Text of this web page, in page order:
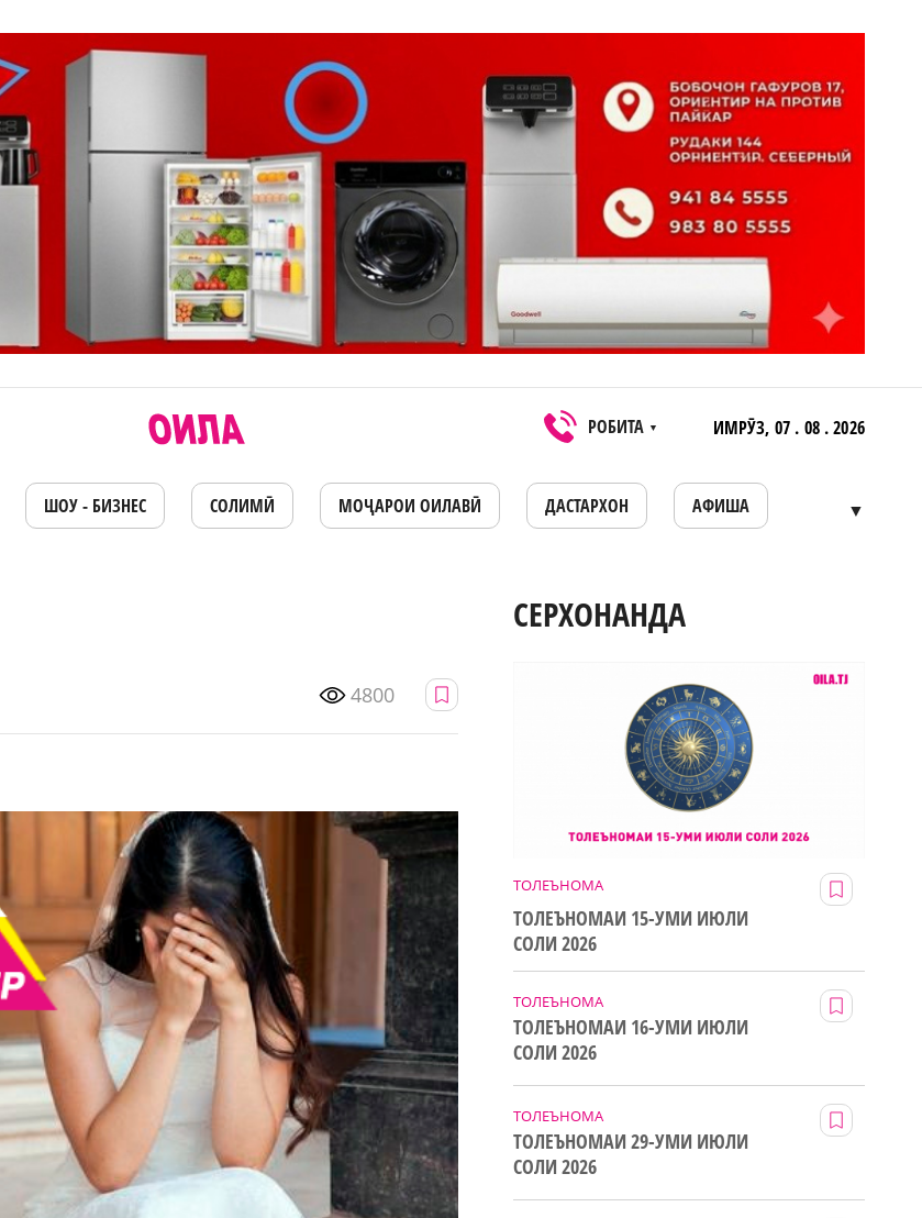
РОБИТА ▼ ИМРӮЗ, 07 . 08 . 2026
ШОУ - БИЗНЕС СОЛИМӢ МОҶАРОИ ОИЛАВӢ ДАСТАРХОН АФИША ▼
4800
СЕРХОНАНДА
ТОЛЕЪНОМА
ТОЛЕЪНОМАИ 15-УМИ ИЮЛИ
СОЛИ 2026
ТОЛЕЪНОМА
ТОЛЕЪНОМАИ 16-УМИ ИЮЛИ
СОЛИ 2026
ТОЛЕЪНОМА
ТОЛЕЪНОМАИ 29-УМИ ИЮЛИ
СОЛИ 2026